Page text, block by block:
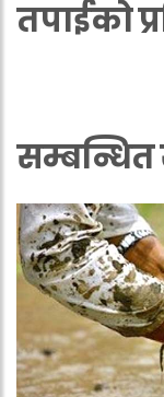
तपाईको